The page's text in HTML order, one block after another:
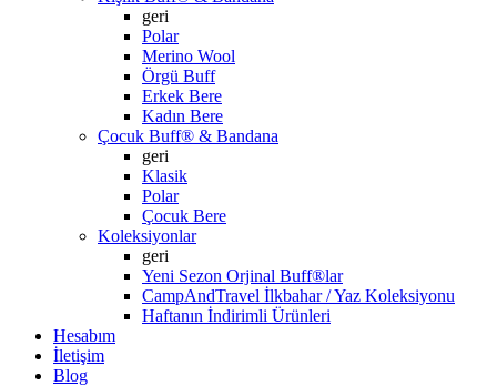
geri
Polar
Merino Wool
Örgü Buff
Erkek Bere
Kadın Bere
Çocuk Buff® & Bandana
geri
Klasik
Polar
Çocuk Bere
Koleksiyonlar
geri
Yeni Sezon Orjinal Buff®lar
CampAndTravel İlkbahar / Yaz Koleksiyonu
Haftanın İndirimli Ürünleri
Hesabım
İletişim
Blog